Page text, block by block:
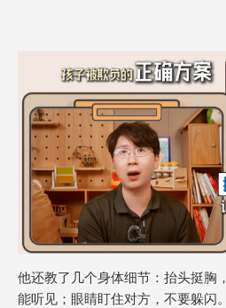
他还教了几个身体细节：抬头挺胸
能听见；眼睛盯住对方，不要躲闪